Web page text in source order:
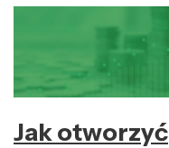
Jak otworzyć